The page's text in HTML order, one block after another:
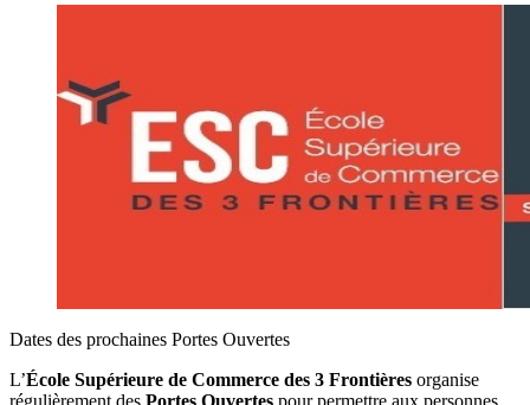
Dates des prochaines Portes Ouvertes
L’École Supérieure de Commerce des 3 Frontières organise
régulièrement des Portes Ouvertes pour permettre aux personnes